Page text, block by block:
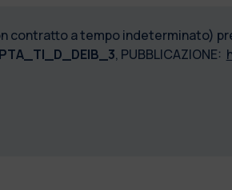
contratto a tempo indeterminato)
, PUBBLICAZIONE: